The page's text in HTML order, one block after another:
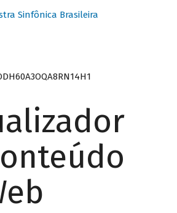
Sinfônica Brasileira